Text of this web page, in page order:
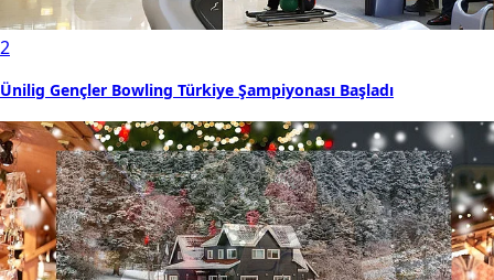
2
Ünilig Gençler Bowling Türkiye Şampiyonası Başladı